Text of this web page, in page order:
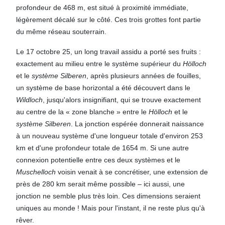
profondeur de 468 m, est situé à proximité immédiate,
légèrement décalé sur le côté. Ces trois grottes font partie
du même réseau souterrain.
Le 17 octobre 25, un long travail assidu a porté ses fruits :
exactement au milieu entre le système supérieur du Hölloch
et le système Silberen, après plusieurs années de fouilles,
un système de base horizontal a été découvert dans le
Wildloch, jusqu'alors insignifiant, qui se trouve exactement
au centre de la « zone blanche » entre le Hölloch et le
système Silberen. La jonction espérée donnerait naissance
à un nouveau système d'une longueur totale d'environ 253
km et d'une profondeur totale de 1654 m. Si une autre
connexion potentielle entre ces deux systèmes et le
Muschelloch voisin venait à se concrétiser, une extension de
près de 280 km serait même possible – ici aussi, une
jonction ne semble plus très loin. Ces dimensions seraient
uniques au monde ! Mais pour l'instant, il ne reste plus qu'à
rêver.